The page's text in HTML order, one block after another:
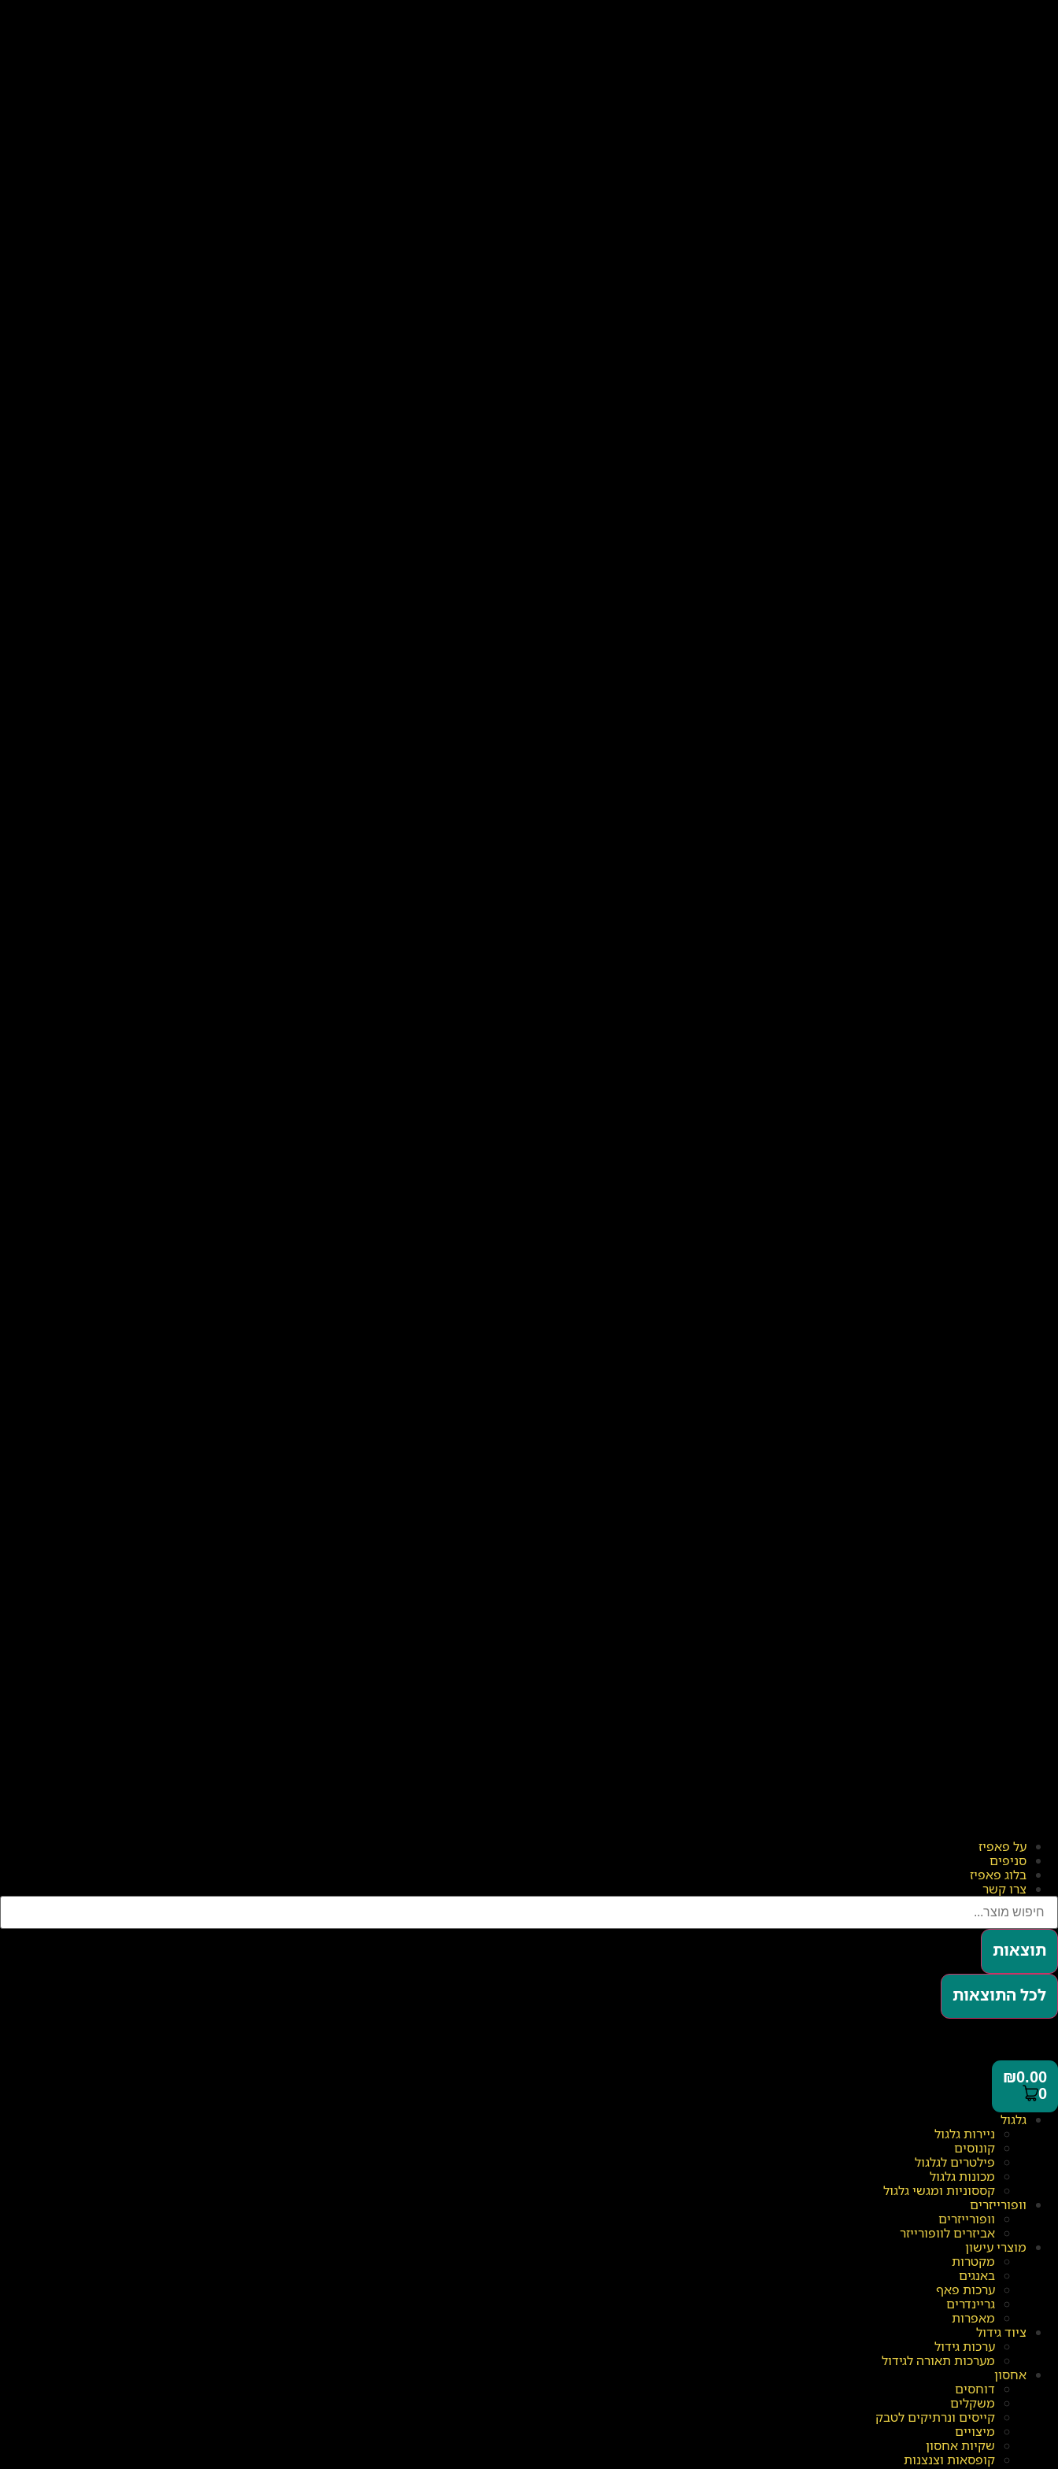
על פאפיז
סניפים
בלוג פאפיז
צרו קשר
תוצאות
לכל התוצאות
₪0.00
0
גלגול
ניירות גלגול
קונוסים
פילטרים לגלגול
מכונות גלגול
קססוניות ומגשי גלגול
וופורייזרים
וופורייזרים
אביזרים לוופורייזר
מוצרי עישון
מקטרות
באנגים
ערכות פאף
גריינדרים
מאפרות
ציוד גידול
ערכות גידול
מערכות תאורה לגידול
אחסון
דוחסים
משקלים
קייסים ונרתיקים לטבק
מיצויים
שקיות אחסון
קופסאות וצנצנות